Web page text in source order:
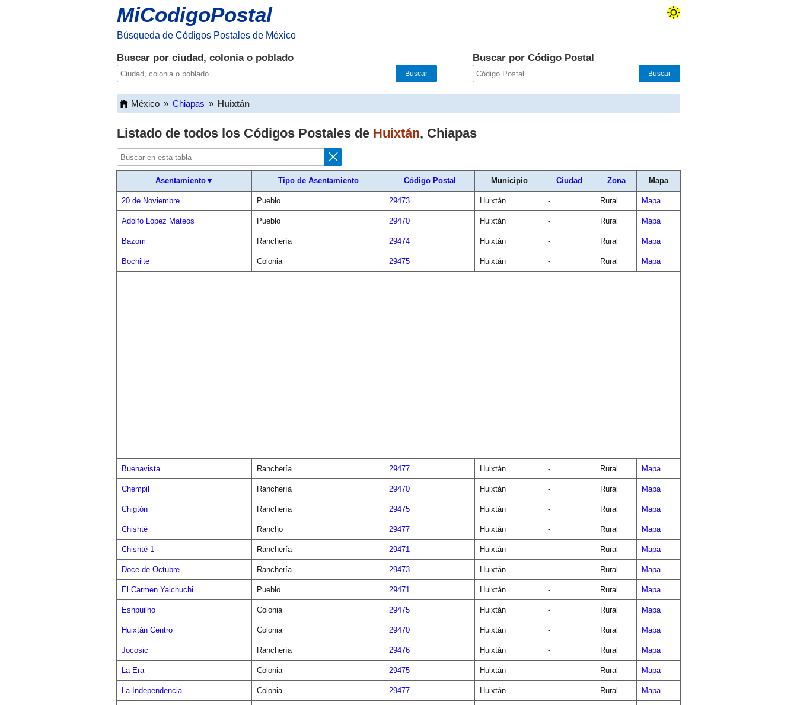
MiCodigoPostal
Búsqueda de Códigos Postales de México
Buscar por ciudad, colonia o poblado Buscar por Código Postal
México » Chiapas » Huixtán
Listado de todos los Códigos Postales de Huixtán, Chiapas
Asentamiento▼ Tipo de Asentamiento Código Postal Municipio Ciudad Zona Mapa
20 de Noviembre Pueblo 29473 Huixtán - Rural Mapa
Adolfo López Mateos Pueblo 29470 Huixtán - Rural Mapa
Bazom Ranchería 29474 Huixtán - Rural Mapa
Bochilte Colonia 29475 Huixtán - Rural Mapa
Buenavista Ranchería 29477 Huixtán - Rural Mapa
Chempil Ranchería 29470 Huixtán - Rural Mapa
Chigtón Ranchería 29475 Huixtán - Rural Mapa
Chishté Rancho 29477 Huixtán - Rural Mapa
Chishté 1 Ranchería 29471 Huixtán - Rural Mapa
Doce de Octubre Ranchería 29473 Huixtán - Rural Mapa
El Carmen Yalchuchi Pueblo 29471 Huixtán - Rural Mapa
Eshpuilho Colonia 29475 Huixtán - Rural Mapa
Huixtán Centro Colonia 29470 Huixtán - Rural Mapa
Jocosic Ranchería 29476 Huixtán - Rural Mapa
La Era Colonia 29475 Huixtán - Rural Mapa
La Independencia Colonia 29477 Huixtán - Rural Mapa